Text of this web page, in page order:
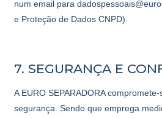
num email para
e Proteção de Dados CNPD).
7. SEGURANÇA E
A EURO SEPARADORA
segurança. Sendo que emprega